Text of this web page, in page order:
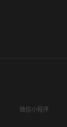
微信小程序